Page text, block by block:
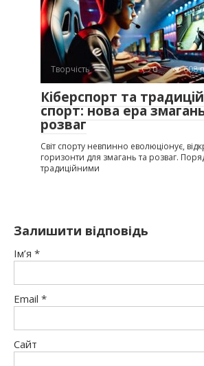
Творчість 0 608
Кіберспорт та
спорт: нова ера
розваг
Світ спорту невпинно еволюціонує,
горизонти для змагань та розваг.
традиційними
Залишити відповідь
Ім’я *
Email *
Сайт